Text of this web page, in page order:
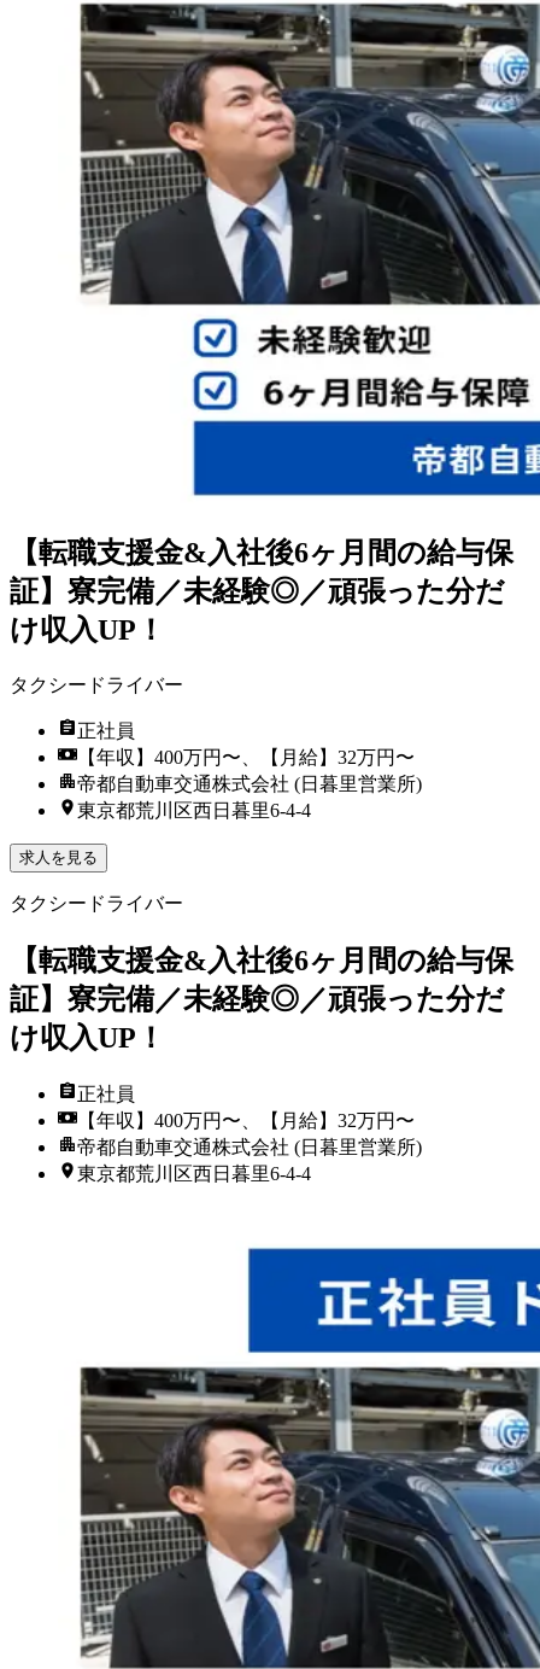
【転職支援金&入社後6ヶ月間の給与保
証】寮完備／未経験◎／頑張った分だ
け収入UP！
タクシードライバー
正社員
【年収】400万円〜、【月給】32万円〜
帝都自動車交通株式会社 (日暮里営業所)
東京都荒川区西日暮里6-4-4
求人を見る
タクシードライバー
【転職支援金&入社後6ヶ月間の給与保
証】寮完備／未経験◎／頑張った分だ
け収入UP！
正社員
【年収】400万円〜、【月給】32万円〜
帝都自動車交通株式会社 (日暮里営業所)
東京都荒川区西日暮里6-4-4